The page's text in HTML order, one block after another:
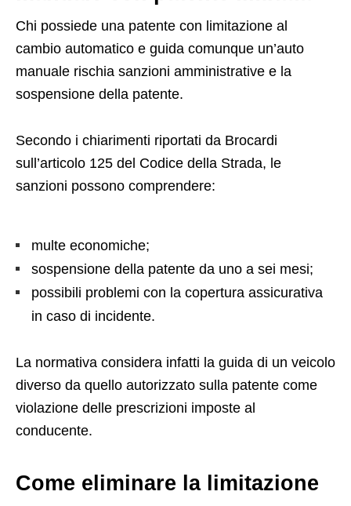
Chi possiede una patente con limitazione al
cambio automatico e guida comunque un’auto
manuale rischia sanzioni amministrative e la
sospensione della patente.
Secondo i chiarimenti riportati da Brocardi
sull’articolo 125 del Codice della Strada, le
sanzioni possono comprendere:
multe economiche;
sospensione della patente da uno a sei mesi;
possibili problemi con la copertura assicurativa
in caso di incidente.
La normativa considera infatti la guida di un veicolo
diverso da quello autorizzato sulla patente come
violazione delle prescrizioni imposte al
conducente.
Come eliminare la limitazione